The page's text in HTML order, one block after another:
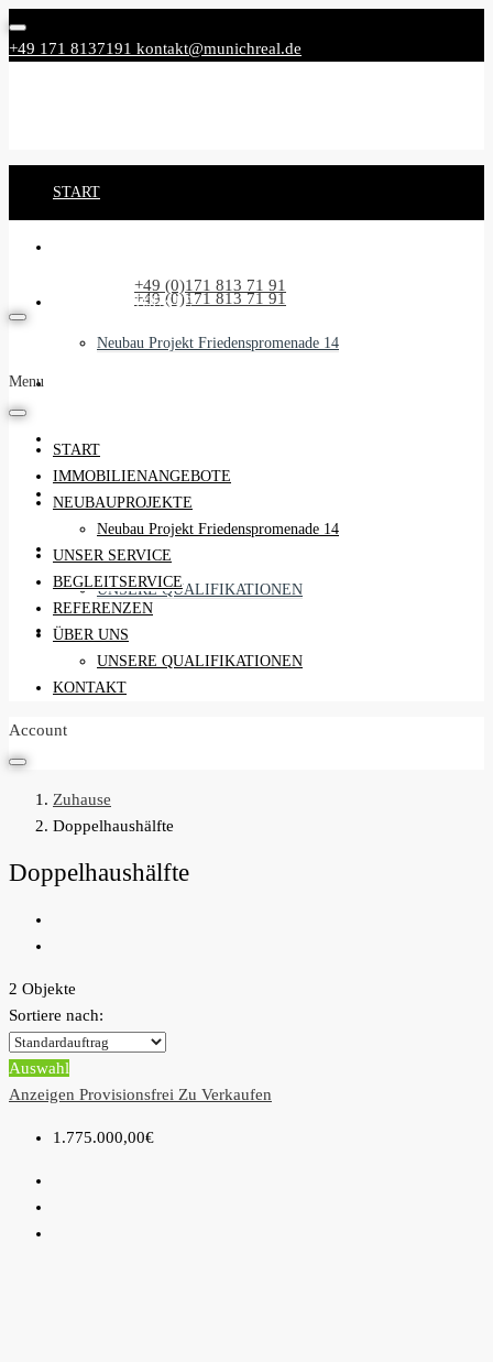
+49 171 8137191 kontakt@munichreal.de
Rufen Sie uns an: +49 (0)171 813 71 91
START
NEUBAUPROJEKTE
Neubau Projekt Friedenspromenade 14
REFERENZEN
ÜBER UNS
UNSERE QUALIFIKATIONEN
KONTAKT
+49 (0)171 813 71 91
Menu
START
IMMOBILIENANGEBOTE
NEUBAUPROJEKTE
Neubau Projekt Friedenspromenade 14
UNSER SERVICE
BEGLEITSERVICE
REFERENZEN
ÜBER UNS
UNSERE QUALIFIKATIONEN
KONTAKT
Account
Zuhause
Doppelhaushälfte
Doppelhaushälfte
2 Objekte
Sortiere nach:
Auswahl
Anzeigen Provisionsfrei Zu Verkaufen
1.775.000,00€